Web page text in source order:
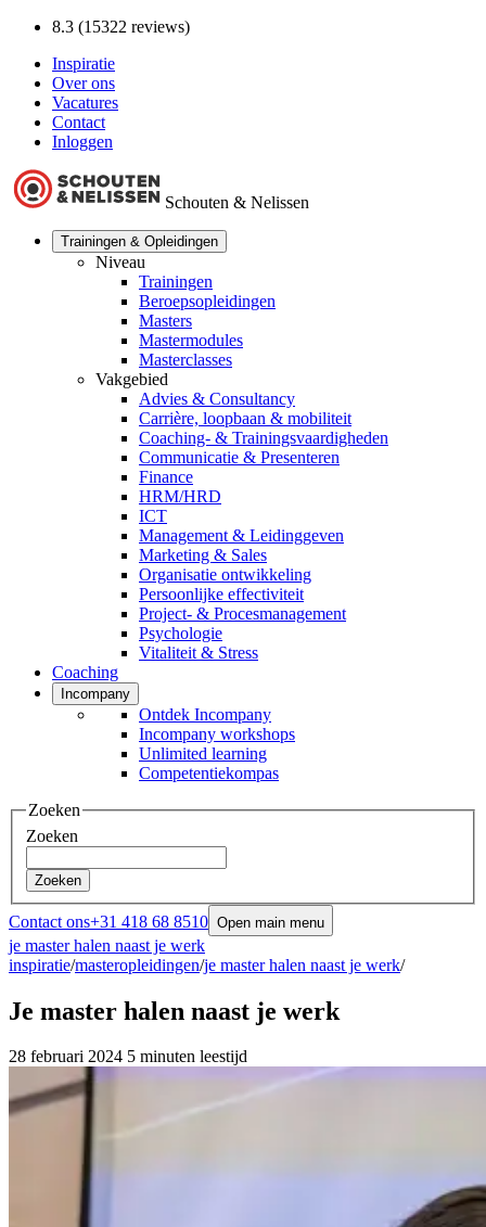
8.3 (15322 reviews)
Inspiratie
Over ons
Vacatures
Contact
Inloggen
Schouten & Nelissen
Trainingen & Opleidingen
Niveau
Trainingen
Beroepsopleidingen
Masters
Mastermodules
Masterclasses
Vakgebied
Advies & Consultancy
Carrière, loopbaan & mobiliteit
Coaching- & Trainingsvaardigheden
Communicatie & Presenteren
Finance
HRM/HRD
ICT
Management & Leidinggeven
Marketing & Sales
Organisatie ontwikkeling
Persoonlijke effectiviteit
Project- & Procesmanagement
Psychologie
Vitaliteit & Stress
Coaching
Incompany
Ontdek Incompany
Incompany workshops
Unlimited learning
Competentiekompas
Zoeken
Zoeken
Zoeken
Contact ons+31 418 68 8510 Open main menu
je master halen naast je werk
inspiratie/masteropleidingen/je master halen naast je werk/
Je master halen naast je werk
28 februari 2024 5 minuten leestijd